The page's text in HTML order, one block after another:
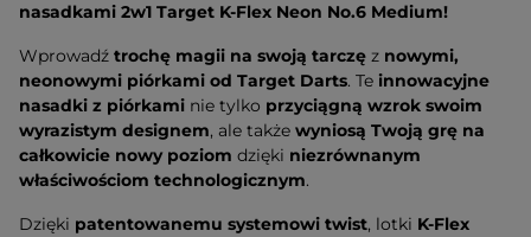
nasadkami 2w1 Target K-Flex Neon No.6 Medium!
Wprowadź trochę magii na swoją tarczę z nowymi,
neonowymi piórkami od Target Darts. Te innowacyjne
nasadki z piórkami nie tylko przyciągną wzrok swoim
wyrazistym designem, ale także wyniosą Twoją grę na
całkowicie nowy poziom dzięki niezrównanym
właściwościom technologicznym.
Dzięki patentowanemu systemowi twist, lotki K-Flex